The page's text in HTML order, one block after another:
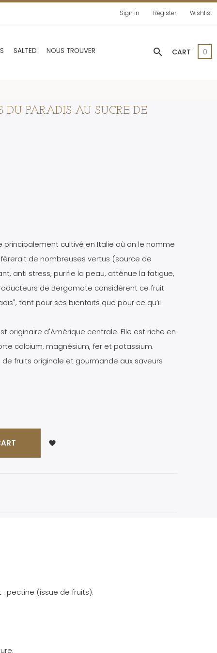
Sign in Register Wishlist
SALTED NOUS TROUVER search CART 0
PARADIS AU SUCRE DE
cultivé en Italie où on le nomme
de nombreuses vertus (source de
anti stress, purifie la peau, atténue la fatigue,
de Bergamote considèrent ce fruit
tant pour ses bienfaits que pour ce qu’il
originaire d'Amérique centrale. Elle est riche en
calcium, magnésium, fer et potassium.
fruits originale et gourmande aux saveurs
favorite
: pectine (issue de fruits).